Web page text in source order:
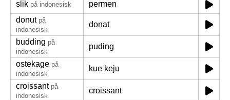
slik på indonesisk
permen
donut på
indonesisk
donat
budding på
indonesisk
puding
ostekage på
indonesisk
kue keju
croissant på
indonesisk
croissant